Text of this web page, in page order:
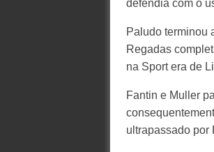
defendia com o
Paludo terminou
Regadas
na Sport era de
Fantin e Muller
ultrapassado por